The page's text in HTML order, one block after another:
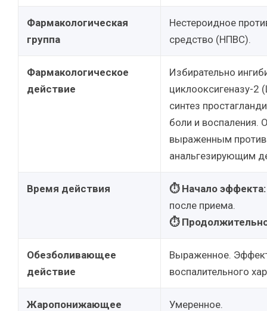
Фармакологическая
группа
Нестероидное
средство (НПВС).
Фармакологическое
действие
Избирательно
циклооксигеназу-
синтез
боли и воспаления.
выраженным
анальгезирующим
Время действия ⏱ Начало эффекта:
после приема.
⏱
Обезболивающее
действие
Выраженное.
воспалительного
Жаропонижающее
Умеренное.